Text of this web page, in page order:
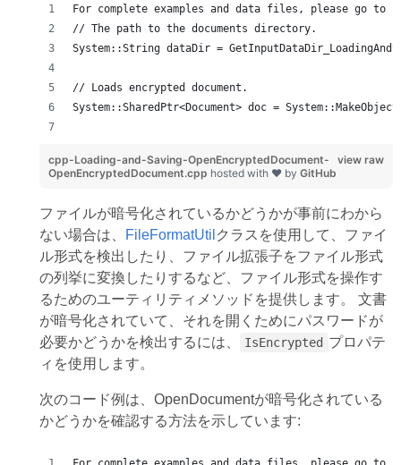
For complete examples and data files, please go to
// The path to the documents directory.
System::String dataDir =
// Loads encrypted document.
System::SharedPtr<Document> doc =
view raw
cpp-Loading-and-Saving-OpenEncryptedDocument-
OpenEncryptedDocument.cpp hosted with ❤ by GitHub
ファイルが暗号化されているかどうかが事前にわから
ない場合は、
FileFormatUtil クラスを使用して、ファイ
ル形式を検出したり、ファイル拡張子をファイル形式
の列挙に変換したりするなど、ファイル形式を操作す
るためのユーティリティメソッドを提供します。 文書
が暗号化されていて、それを開くためにパスワードが
必要かどうかを検出するには、
IsEncrypted プロパテ
ィを使用します。
次のコード例は、OpenDocumentが暗号化されている
かどうかを確認する方法を示しています: